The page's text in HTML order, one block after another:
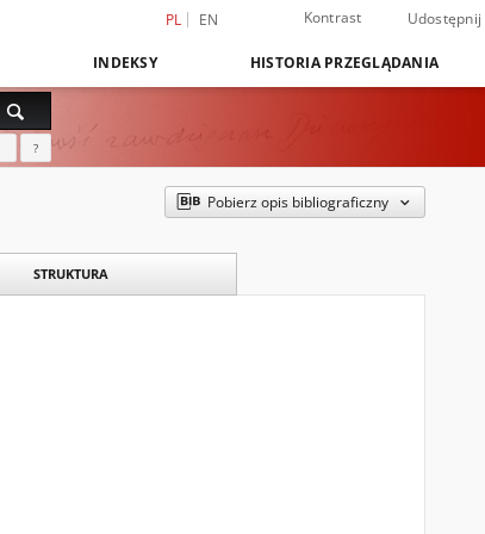
PL EN Kontrast Udostępnij
INDEKSY HISTORIA PRZEGLĄDANIA
?
Pobierz opis bibliograficzny
STRUKTURA